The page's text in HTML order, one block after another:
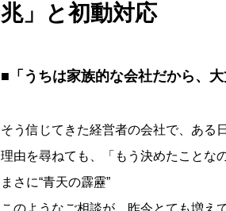
兆」と初動対応
■「うちは家族的な会社だから、大
そう信じてきた経営者の会社で、ある
理由を尋ねても、「もう決めたことな
まさに“青天の霹靂”